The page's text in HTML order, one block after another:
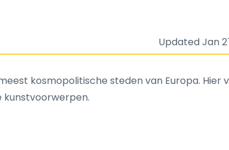
Updated Jan
kosmopolitische steden van Europa. Hier